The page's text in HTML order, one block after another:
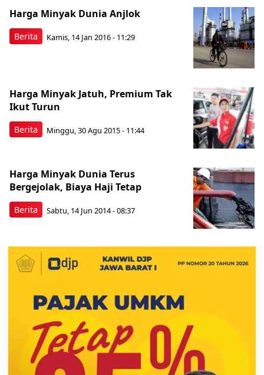
Berita
Harga Minyak Dunia Anjlok
Kamis, 14 Jan 2016 - 11:29
Berita
Harga Minyak Jatuh, Premium Tak
Ikut Turun
Minggu, 30 Agu 2015 - 11:44
Berita
Harga Minyak Dunia Terus
Bergejolak, Biaya Haji Tetap
Sabtu, 14 Jun 2014 - 08:37